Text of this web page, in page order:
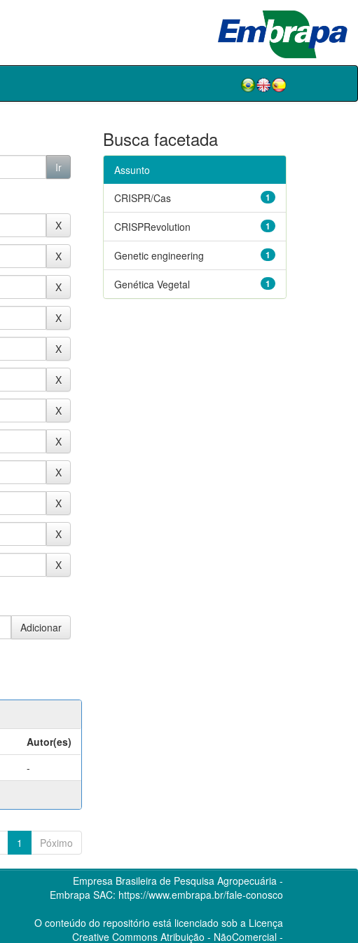
Autor(es)
-
1 Póximo
Busca facetada
Assunto
1
CRISPR/Cas
1
CRISPRevolution
1
Genetic engineering
1
Genética Vegetal
Empresa Brasileira de Pesquisa Agropecuária -
Embrapa SAC: https://www.embrapa.br/fale-conosco
O conteúdo do repositório está licenciado sob a Licença
Creative CommonsAtribuição - NãoComercial -